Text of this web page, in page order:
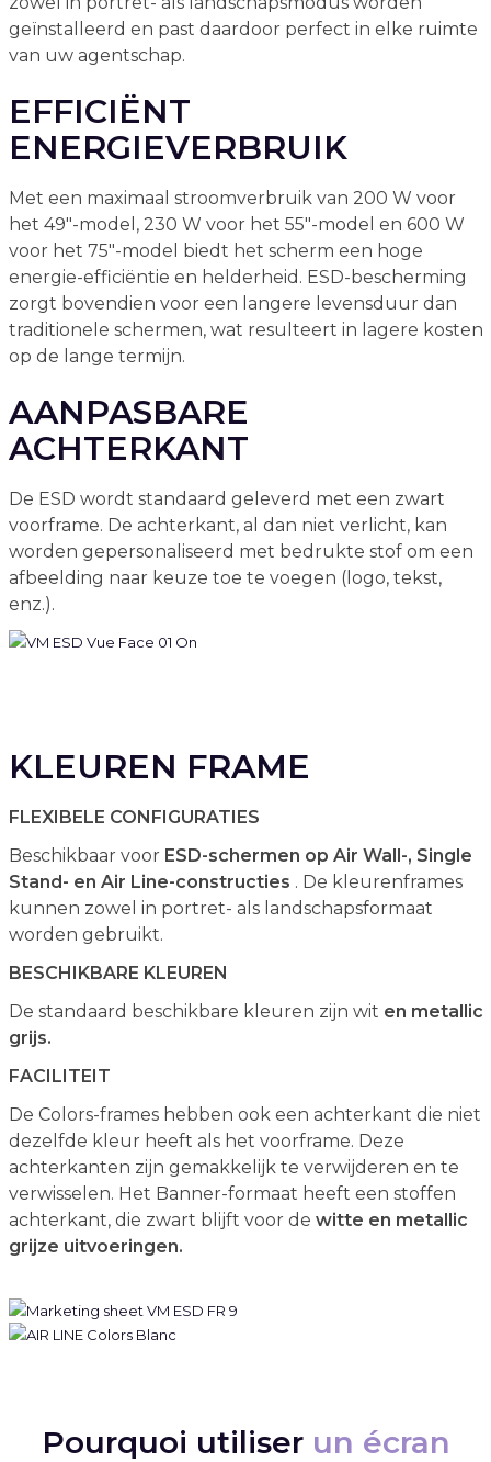
geïnstalleerd en past daardoor perfect in elke ruimte
van uw agentschap.
EFFICIËNT
ENERGIEVERBRUIK
Met een maximaal stroomverbruik van 200 W voor
het 49"-model, 230 W voor het 55"-model en 600 W
voor het 75"-model biedt het scherm een hoge
energie-efficiëntie en helderheid. ESD-bescherming
zorgt bovendien voor een langere levensduur dan
traditionele schermen, wat resulteert in lagere kosten
op de lange termijn.
AANPASBARE
ACHTERKANT
De ESD wordt standaard geleverd met een zwart
voorframe. De achterkant, al dan niet verlicht, kan
worden gepersonaliseerd met bedrukte stof om een
afbeelding naar keuze toe te voegen (logo, tekst,
enz.).
KLEUREN FRAME
FLEXIBELE CONFIGURATIES
Beschikbaar voor ESD-schermen op Air Wall-, Single
Stand- en Air Line-constructies . De kleurenframes
kunnen zowel in portret- als landschapsformaat
worden gebruikt.
BESCHIKBARE KLEUREN
De standaard beschikbare kleuren zijn wit en metallic
grijs.
FACILITEIT
De Colors-frames hebben ook een achterkant die niet
dezelfde kleur heeft als het voorframe. Deze
achterkanten zijn gemakkelijk te verwijderen en te
verwisselen. Het Banner-formaat heeft een stoffen
achterkant, die zwart blijft voor de witte en metallic
grijze uitvoeringen.
Pourquoi utiliser un écran